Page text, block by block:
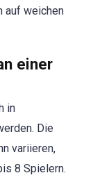
auf weichen
einer
in
Die
variieren,
8 Spielern.